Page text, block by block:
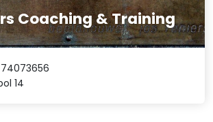
Coaching & Training
74073656
14